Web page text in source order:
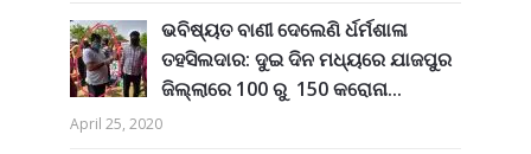
ଭବିଷ୍ୟତ ବାଣୀ ଦେଲେଣି ର୍ଧର୍ମଶାଳା
ତହସିଲଦାର: ଦୁଇ ଦିନ ମଧ୍ୟରେ ଯାଜପୁର
ଜିଲ୍ଲାରେ 100 ରୁ 150 କରୋନା...
April 25, 2020